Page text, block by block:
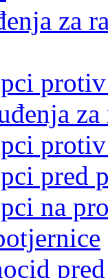
za
pred
na